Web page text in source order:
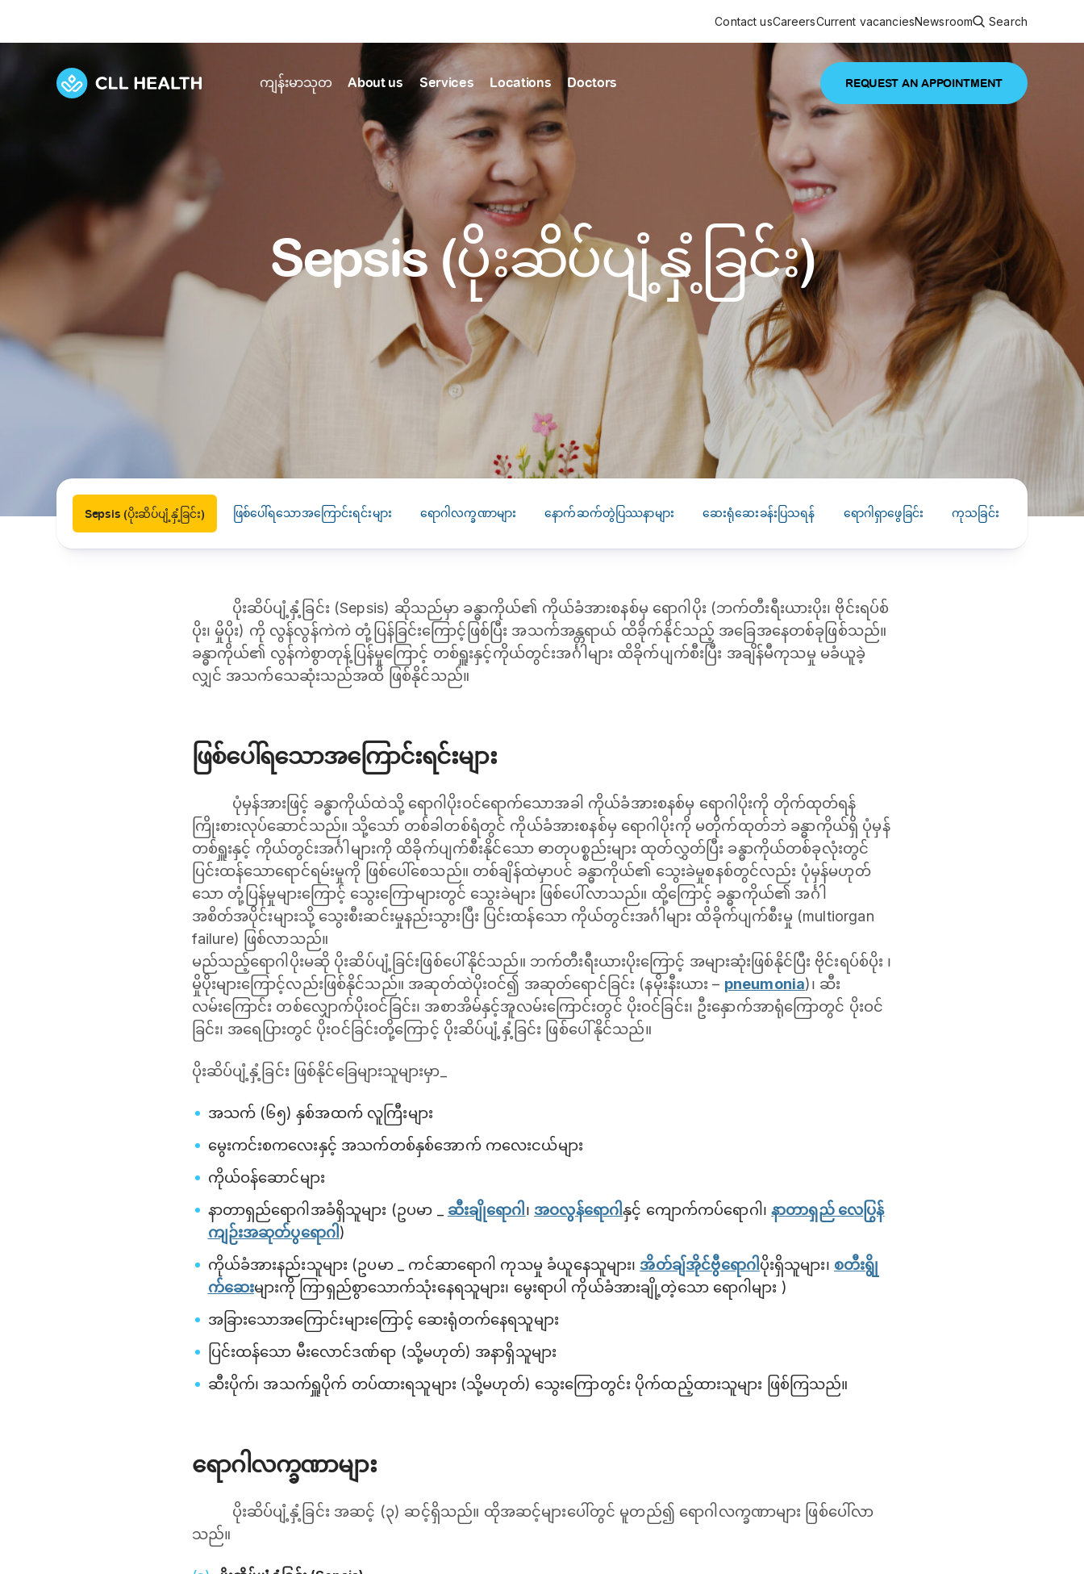
ကျန်းမာသုတ
View all health articles
Emergencies
Diseases and Conditions
Symptoms
Tests and Procedures
Drugs and Supplements
Find Health articles by first letter
C D E F
L
O P Q R
W
X Z #
Or search by keyword
ALL ARTICLES
SEARCH
Featured article
DISEASES AND CONDITIONS
22 APR 2026
Melioidosis (မယ်လီယွိုက်ဒိုး
လီယွိုက်ဒိုးဆစ် ပြင်းထန်
About us
About us
Discover our commitment to transforming healthcare
Our history
Careers
News & Announcements
PRESS RELEASE
16 JAN 2026
CLL HEALTH
Strengthens
Myanmar Through
Phyu Laboratory and
Yangon, Myanmar, 8
January 2026 — CLL
HEALTH is pleased to
PRESS RELEASE
29 AUG 2024
CLL HEALTH unveils
Shin Saw Pu Clinic in
Yangon, advancing
primary care
services
HEALTH is delighted to
announce the...
Services
Explore Services
Comprehensive care for your health and well-being
Primary care Developmental screening
Immunisation
Digestive care Fertility care
Our featured services
Trusted care for every stage of life
Primary care
Comprehensive and continuing health care from prenatal
to elderly stages, coordinating with specialists as
needed
Locations
Our Facilities
Comprehensive care for your health and well-being
Our polyclinics
Quality primary and specialty care near you
Our clinics
Diagnostics and treatment in one place
Dedicated to providing comprehensive interdisciplinary
healthcare services
Shin Saw Pu Clinic
A Top-Tier Primary Care Facility Inaugurated in Yangon for
Local and Expatriate Families
Doctors REQUEST AN APPOINTMENT
Contact usCareersCurrent vacanciesNewsroom Search
Sepsis (ပိုးဆိပ်ပျံ့နှံ့ခြင်း)
Sepsis (ပိုးဆိပ်ပျံ့နှံ့ခြင်း) ဖြစ်ပေါ်ရသောအကြောင်းရင်းများ ရောဂါလက္ခဏာများ နောက်ဆက်တွဲပြဿနာများ ဆေးရုံဆေးခန်းပြသရန် ရောဂါရှာဖွေခြင်း ကုသခြင်း ကာကွယ်ခြ
ပိုးဆိပ်ပျံ့နှံ့ခြင်း (Sepsis) ဆိုသည်မှာ ခန္ဓာကိုယ်၏ ကိုယ်ခံအားစနစ်မှ ရောဂါပိုး (ဘက်တီးရီးယားပိုး၊ ဗိုင်းရပ်စ်
ပိုး၊ မှိုပိုး) ကို လွန်လွန်ကဲကဲ တုံ့ပြန်ခြင်းကြောင့်ဖြစ်ပြီး အသက်အန္တရာယ် ထိခိုက်နိုင်သည့် အခြေအနေတစ်ခုဖြစ်သည်။
ခန္ဓာကိုယ်၏ လွန်ကဲစွာတုန့်ပြန်မှုကြောင့် တစ်ရှူးနှင့်ကိုယ်တွင်းအင်္ဂါများ ထိခိုက်ပျက်စီးပြီး အချိန်မီကုသမှု မခံယူခဲ့
လျှင် အသက်သေဆုံးသည်အထိ ဖြစ်နိုင်သည်။
ဖြစ်ပေါ်ရသောအကြောင်းရင်းများ
ပုံမှန်အားဖြင့် ခန္ဓာကိုယ်ထဲသို့ ရောဂါပိုးဝင်ရောက်သောအခါ ကိုယ်ခံအားစနစ်မှ ရောဂါပိုးကို တိုက်ထုတ်ရန်
ကြိုးစားလုပ်ဆောင်သည်။ သို့သော် တစ်ခါတစ်ရံတွင် ကိုယ်ခံအားစနစ်မှ ‌ရောဂါပိုးကို မတိုက်ထုတ်ဘဲ ခန္ဓာကိုယ်ရှိ ပုံမှန်
တစ်ရှူးနှင့် ကိုယ်တွင်းအင်္ဂါများကို ထိခိုက်ပျက်စီးနိုင်သော ဓာတုပစ္စည်းများ ထုတ်လွှတ်ပြီး ခန္ဓာကိုယ်တစ်ခုလုံးတွင်
ပြင်းထန်သောရောင်ရမ်းမှုကို ဖြစ်ပေါ်စေသည်။ တစ်ချိန်ထဲမှာပင် ခန္ဓာကိုယ်၏ သွေးခဲမှုစနစ်တွင်လည်း ပုံမှန်မဟုတ်
သော တုံ့ပြန်မှုများကြောင့် သွေးကြောများတွင် သွေးခဲများ ဖြစ်ပေါ်လာသည်။ ထို့ကြောင့် ခန္ဓာကိုယ်၏ အင်္ဂါ
အစိတ်အပိုင်းများသို့ သွေးစီးဆင်းမှုနည်းသွားပြီး ပြင်းထန်သော ကိုယ်တွင်းအင်္ဂါများ ထိခိုက်ပျက်စီးမှု (multiorgan
failure) ဖြစ်လာသည်။
မည်သည့်ရောဂါပိုးမဆို ပိုးဆိပ်ပျံ့ခြင်းဖြစ်ပေါ်နိုင်သည်။ ဘက်တီးရီးယားပိုးကြောင့် အများဆုံးဖြစ်နိုင်ပြီး ဗိုင်းရပ်စ်ပိုး ၊
မှိုပိုးများကြောင့်လည်းဖြစ်နိုင်သည်။ အဆုတ်ထဲပိုးဝင်၍ အဆုတ်ရောင်ခြင်း (နမိုးနီးယား – pneumonia)၊ ဆီး
လမ်းကြောင်း တစ်လျှောက်ပိုးဝင်ခြင်း၊ အစာအိမ်နှင့်အူလမ်းကြောင်းတွင် ပိုးဝင်ခြင်း၊ ဦးနှောက်အာရုံကြောတွင် ပိုးဝင်
ခြင်း၊ အရေပြားတွင် ပိုးဝင်ခြင်းတို့ကြောင့် ပိုးဆိပ်ပျံ့နှံ့ခြင်း ဖြစ်ပေါ်နိုင်သည်။
ပိုးဆိပ်ပျံ့နှံ့ခြင်း ဖြစ်နိုင်ခြေများသူများမှာ_
အသက် (၆၅) နှစ်အထက် လူကြီးများ
မွေးကင်းစကလေးနှင့် အသက်တစ်နှစ်အောက် ကလေးငယ်များ
ကိုယ်ဝန်ဆောင်များ
နာတာရှည်ရောဂါအခံရှိသူများ (ဥပမာ _ ဆီးချိုရောဂါ ၊ အဝလွန်ရောဂါနှင့် ကျောက်ကပ်ရောဂါ၊နာတာရှည် လေပြွန်
ကျဉ်းအဆုတ်ပွရောဂါ )
ကိုယ်ခံအားနည်းသူများ (ဥပမာ _ ကင်ဆာရောဂါ ကုသမှု ခံယူနေသူများ၊ အိတ်ချ်အိုင်ဗွီရောဂါ ပိုးရှိသူများ၊ စတီးရွို
က်ဆေးများကို ကြာရှည်စွာသောက်သုံးနေရသူများ၊ မွေးရာပါ ကိုယ်ခံအားချို့တဲ့သော ရောဂါများ )
အခြားသောအကြောင်းများကြောင့် ဆေးရုံတက်နေရသူများ
ပြင်းထန်သော မီးလောင်ဒဏ်ရာ (သို့မဟုတ်) အနာရှိသူများ
ဆီးပိုက်၊ အသက်ရှူပိုက် တပ်ထားရသူများ (သို့မဟုတ်) သွေးကြောတွင်း ပိုက်ထည့်ထားသူများ ဖြစ်ကြသည်။
ရောဂါလက္ခဏာများ
ပိုးဆိပ်ပျံ့နှံ့ခြင်း အဆင့် (၃) ဆင့်ရှိသည်။ ထိုအဆင့်များပေါ်တွင် မူတည်၍ ‌ရောဂါလက္ခဏာများ ဖြစ်ပေါ်လာ
သည်။